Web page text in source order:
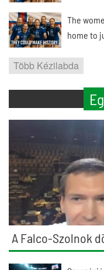
The
home to
Több Kézilabda
A Falco-Szolnok